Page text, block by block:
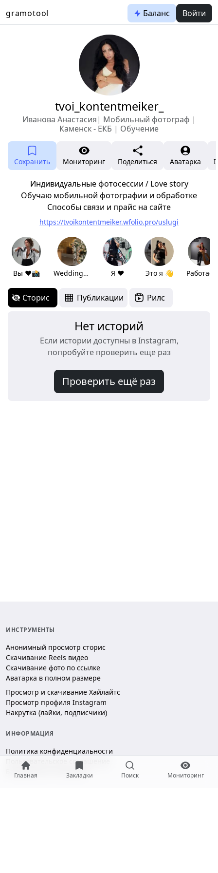
gramotool Баланс Войти
Главная Закладки Поиск Мониторинг
tvoi_kontentmeiker_
Иванова Анастасия| Мобильный фотограф |
Каменск - ЕКБ | Обучение
Сохранить Мониторинг Поделиться Аватарка
Индивидуальные фотосессии / Love story
Обучаю мобильной фотографии и обработке
Способы связи и прайс на сайте
https://tvoikontentmeiker.wfolio.pro/uslugi
Вы ❤️📸 Wedding 2026 Я ❤️ Это я 👋 Работаем
Сторис Публикации Рилс
Нет историй
Если истории доступны в Instagram,
попробуйте проверить еще раз
Проверить ещё раз
ИНСТРУМЕНТЫ
Анонимный просмотр сторис
Скачивание Reels видео
Скачивание фото по ссылке
Аватарка в полном размере
Просмотр и скачивание Хайлайтс
Просмотр профиля Instagram
Накрутка (лайки, подписчики)
ИНФОРМАЦИЯ
Политика конфиденциальности
Пользовательское соглашение
Безопасность платежей